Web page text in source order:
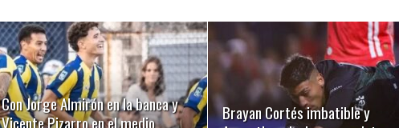
Con Jorge Almirón en la banca y
Vicente Pizarro en el medio
LEER MÁS
Brayan Cortés imbatible y
LEER MÁS